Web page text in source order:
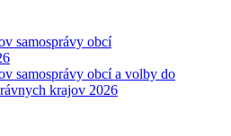
samosprávy obcí
samosprávy obcí a volby do
krajov 2026